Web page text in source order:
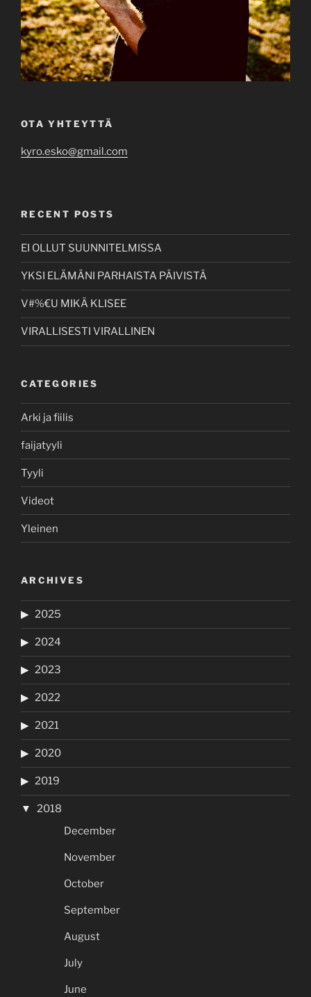
OTA YHTEYTTÄ
kyro.esko@gmail.com
RECENT POSTS
EI OLLUT SUUNNITELMISSA
YKSI ELÄMÄNI PARHAISTA PÄIVISTÄ
V#%€U MIKÄ KLISEE
VIRALLISESTI VIRALLINEN
CATEGORIES
Arki ja fiilis
faijatyyli
Tyyli
Videot
Yleinen
ARCHIVES
2025
2024
2023
2022
2021
2020
2019
2018
December
November
October
September
August
July
June